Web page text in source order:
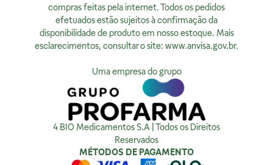
Privacidade
Como tratamos sua Privacidade
Compra Segura
Ver no Mapa
Horário de Atendimento:
Segunda à sexta, exceto feriados, das 9h00 às 18h00.
Ver no Mapa
compras feitas pela internet. Todos os pedidos
efetuados estão sujeitos à confirmação da
disponibilidade de produto em nosso estoque. Mais
esclarecimentos, consultar o site: www.anvisa.gov.br.
Uma empresa do grupo
4 BIO Medicamentos S.A | Todos os Direitos
Reservados
MÉTODOS DE PAGAMENTO